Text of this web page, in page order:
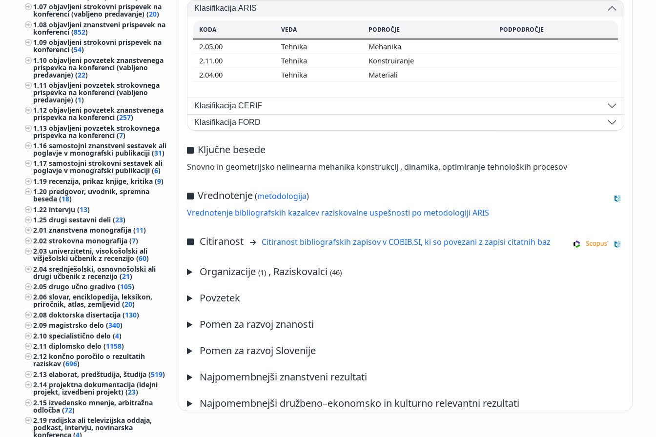
1.07objavljeni strokovni prispevek na
konferenci (vabljeno predavanje) (20)
1.08objavljeni znanstveni prispevek na
konferenci (852)
1.09objavljeni strokovni prispevek na
konferenci (54)
1.10objavljeni povzetek znanstvenega
prispevka na konferenci (vabljeno
predavanje) (22)
1.11objavljeni povzetek strokovnega
prispevka na konferenci (vabljeno
predavanje) (1)
1.12objavljeni povzetek znanstvenega
prispevka na konferenci (257)
1.13objavljeni povzetek strokovnega
prispevka na konferenci (7)
1.16samostojni znanstveni sestavek ali
poglavje v monografski publikaciji (31)
1.17samostojni strokovni sestavek ali
poglavje v monografski publikaciji (6)
1.19 recenzija, prikaz knjige, kritika (9)
1.20 predgovor, uvodnik, spremna
beseda (18)
1.22 intervju (13)
1.25drugi sestavni deli (23)
2.01znanstvena monografija (11)
2.02strokovna monografija (7)
2.03 univerzitetni, visokošolski ali
višješolski učbenik z recenzijo (60)
2.04srednješolski, osnovnošolski ali
drugi učbenik z recenzijo (21)
2.05drugo učno gradivo (105)
2.06slovar, enciklopedija, leksikon,
priročnik, atlas, zemljevid (20)
2.08doktorska disertacija (130)
2.09 magistrsko delo (340)
2.10specialistično delo (4)
2.11diplomsko delo (1158)
2.12 končno poročilo o rezultatih
raziskav (696)
2.13elaborat, predštudija, študija (519)
2.14 projektna dokumentacija (idejni
projekt, izvedbeni projekt) (23)
2.15 izvedensko mnenje, arbitražna
odločba (72)
2.19 radijska ali televizijska oddaja,
podkast, intervju, novinarska
konferenca (4)
Klasifikacija ARIS
KODA VEDA PODROČJE PODPODROČJE
2.05.00 Tehnika
Mehanika
2.11.00
Tehnika
Konstruiranje
2.04.00
Tehnika Materiali
Klasifikacija CERIF
Klasifikacija FORD
Ključne besede
Snovno in geometrijsko nelinearna mehanika konstrukcij , dinamika, optimiranje tehnoloških procesov
Vrednotenje(metodologija)
Vrednotenje bibliografskih kazalcev raziskovalne uspešnosti po metodologiji ARIS
Citiranost Citiranost bibliografskih zapisov v COBIB.SI, ki so povezani z zapisi citatnih baz
Organizacije(1) , Raziskovalci(46)
Povzetek
Pomen za razvoj znanosti
Pomen za razvoj Slovenije
Najpomembnejši znanstveni rezultati
Najpomembnejši družbeno–ekonomsko in kulturno relevantni rezultati